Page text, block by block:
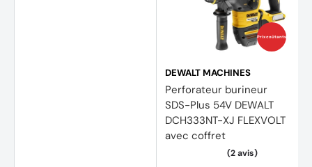
Prix coûtants
DEWALT MACHINES
Perforateur burineur
SDS-Plus 54V DEWALT
DCH333NT-XJ FLEXVOLT
avec coffret